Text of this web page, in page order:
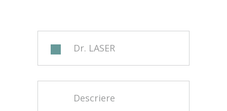
Dr. LASER
Descriere